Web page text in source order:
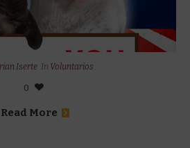
Iserte In Voluntarios
0
Read More